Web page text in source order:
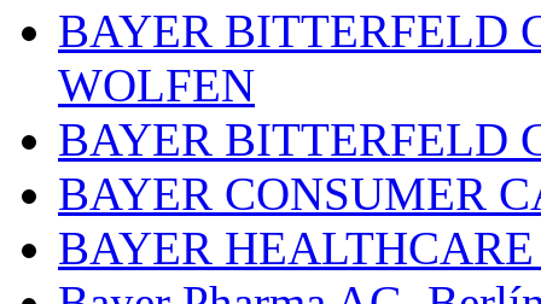
BAYER BITTERFELD
WOLFEN
BAYER BITTERFELD
BAYER CONSUMER
BAYER